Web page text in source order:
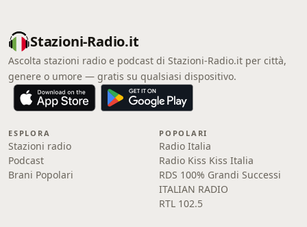
Stazioni-Radio.it
Ascolta stazioni radio e podcast di Stazioni-Radio.it per città,
genere o umore — gratis su qualsiasi dispositivo.
ESPLORA
Stazioni radio
Podcast
Brani Popolari
POPOLARI
Radio Italia
Radio Kiss Kiss Italia
RDS 100% Grandi Successi
ITALIAN RADIO
RTL 102.5